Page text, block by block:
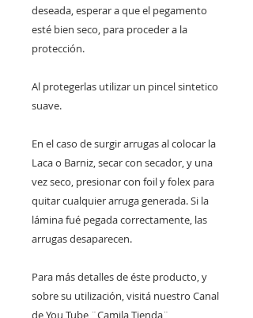
deseada, esperar a que el pegamento
esté bien seco, para proceder a la
protección.
Al protegerlas utilizar un pincel sintetico
suave.
En el caso de surgir arrugas al colocar la
Laca o Barniz, secar con secador, y una
vez seco, presionar con foil y folex para
quitar cualquier arruga generada. Si la
lámina fué pegada correctamente, las
arrugas desaparecen.
Para más detalles de éste producto, y
sobre su utilización, visitá nuestro Canal
de You Tube ¨Camila Tienda¨